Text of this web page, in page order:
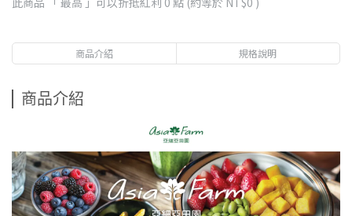
商品介紹 規格說明
商品介紹